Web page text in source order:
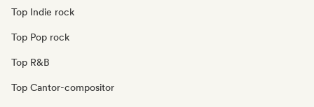
Top Indie rock
Top Pop rock
Top R&B
Top Cantor-compositor